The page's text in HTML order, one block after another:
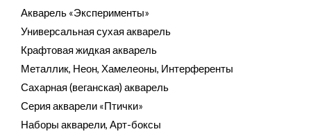
Акварель «Эксперименты»
Универсальная сухая акварель
Крафтовая жидкая акварель
Металлик, Неон, Хамелеоны, Интерференты
Сахарная (веганская) акварель
Серия акварели «Птички»
Наборы акварели, Арт-боксы